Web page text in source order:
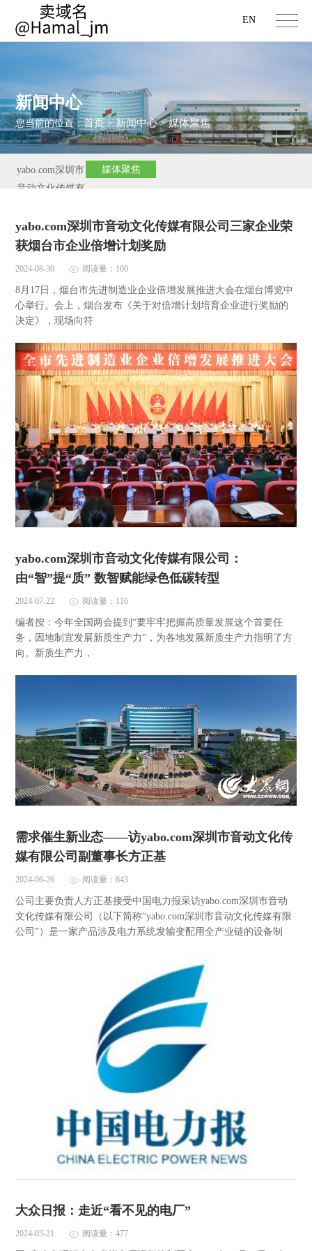
EN
新闻中心
您当前的位置：首页>新闻中心>媒体聚焦
yabo.com深圳市
音动文化传媒有
媒体聚焦
yabo.com深圳市音动文化传媒有限公司三家企业荣
获烟台市企业倍增计划奖励
2024-08-30 阅读量：100
8月17日，烟台市先进制造业企业倍增发展推进大会在烟台博览中
心举行。会上，烟台发布《关于对倍增计划培育企业进行奖励的
决定》，现场向符
yabo.com深圳市音动文化传媒有限公司：
由“智”提“质” 数智赋能绿色低碳转型
2024-07-22 阅读量：116
编者按：今年全国两会提到“要牢牢把握高质量发展这个首要任
务，因地制宜发展新质生产力”，为各地发展新质生产力指明了方
向。新质生产力，
需求催生新业态——访yabo.com深圳市音动文化传
媒有限公司副董事长方正基
2024-06-26 阅读量：643
公司主要负责人方正基接受中国电力报采访yabo.com深圳市音动
文化传媒有限公司（以下简称“yabo.com深圳市音动文化传媒有限
公司”）是一家产品涉及电力系统发输变配用全产业链的设备制
大众日报：走近“看不见的电厂”
2024-03-21 阅读量：477